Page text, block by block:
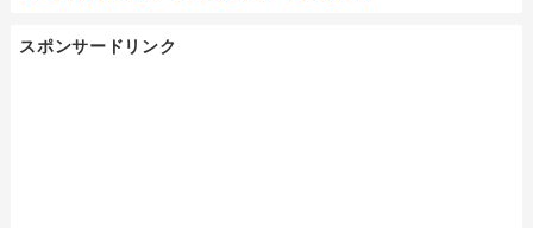
スポンサードリンク